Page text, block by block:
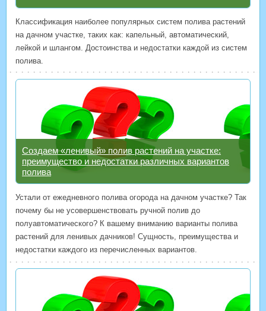
Классификация наиболее популярных систем полива растений
на дачном участке, таких как: капельный, автоматический,
лейкой и шлангом. Достоинства и недостатки каждой из систем
полива.
Создаем «ленивый» полив растений на участке:
преимущество и недостатки различных вариантов
полива
Устали от ежедневного полива огорода на дачном участке? Так
почему бы не усовершенствовать ручной полив до
полуавтоматического? К вашему вниманию варианты полива
растений для ленивых дачников! Сущность, преимущества и
недостатки каждого из перечисленных вариантов.